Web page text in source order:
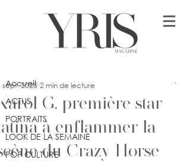
Accueil
ACTUS
PORTRAITS
LOOK DE LA SEMAINE
POP CULTURE
G, première star
à enflammer la
du Crazy Horse
sept. 2025 2 min de lecture